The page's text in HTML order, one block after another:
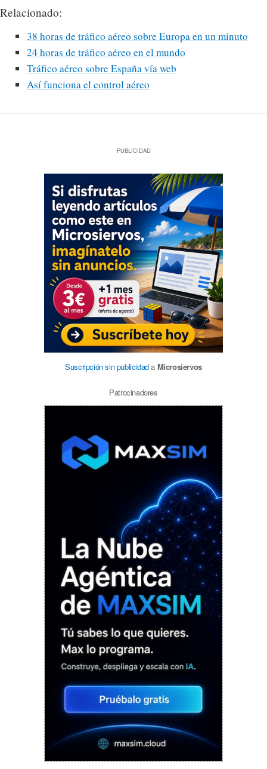
Relacionado:
38 horas de tráfico aéreo sobre Europa en un minuto
24 horas de tráfico aéreo en el mundo
Tráfico aéreo sobre España vía web
Así funciona el control aéreo
PUBLICIDAD
Suscripción sin publicidada Microsiervos
Patrocinadores